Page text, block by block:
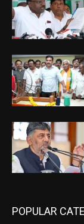
POPULAR